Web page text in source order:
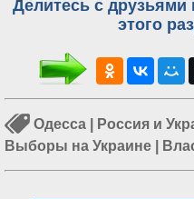
Делитесь с
этого
Одесса Россия и
Выборы на Украине
Порошенко